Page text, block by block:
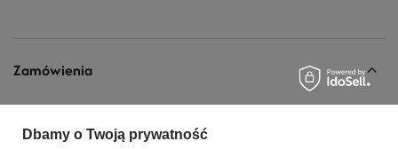
Zamówienia
Status zamówienia
Śledzenie przesyłki
Dbamy o Twoją prywatność